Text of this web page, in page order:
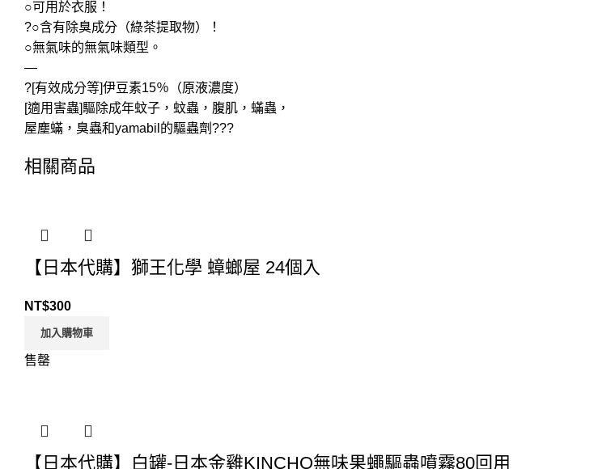
○可用於衣服！
?○含有除臭成分（綠茶提取物）！
○無氣味的無氣味類型。
—
?[有效成分等]伊豆素15％（原液濃度）
[適用害蟲]驅除成年蚊子，蚊蟲，腹肌，蟎蟲，
屋塵蟎，臭蟲和yamabil的驅蟲劑???
相關商品
【日本代購】獅王化學 蟑螂屋 24個入
NT$300
加入購物車
售罄
【日本代購】白罐-日本金雞KINCHO無味果蠅驅蟲噴霧80回用